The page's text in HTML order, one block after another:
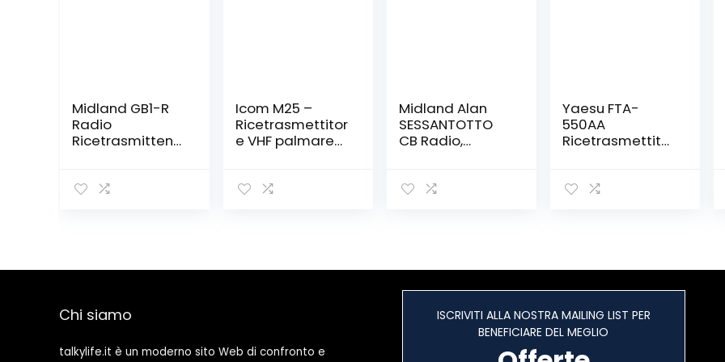
Midland GB1-R
Radio
Ricetrasmittent
+ 91
Supporto, Cavo
Viti
Icom M25 –
Ricetrasmettitor
e VHF palmare
lu
Midland Alan
SESSANTOTTO
CB Radio,
Yaesu FTA-
550AA
Ricetrasmettitor
Chi siamo
talkylife.it è un moderno sito Web di confronto e
ISCRIVITI ALLA NOSTRA MAILING LIST PER
BENEFICIARE DEL MEGLIO